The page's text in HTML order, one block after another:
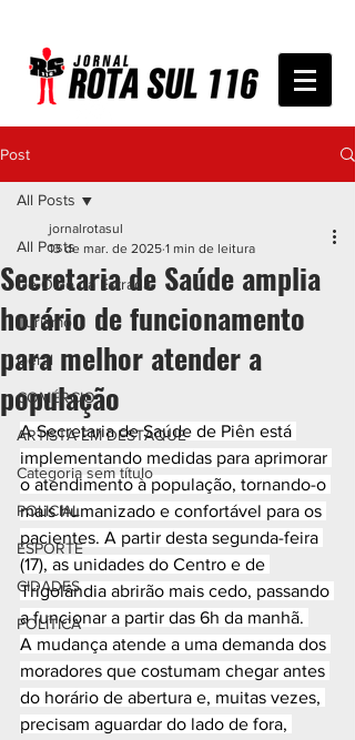
Post
All Posts
De Olho na Estrada
Turismo
Geral
COMÉRCIO
ARTISTA EM DESTAQUE
Categoria sem título
POLICIAL
ESPORTE
CIDADES
POLÍTICA
All Posts
Secretaria de Saúde amplia
horário de funcionamento
para melhor atender a
população
jornalrotasul
13 de mar. de 2025 1 min de leitura
A Secretaria de Saúde de Piên está
implementando medidas para aprimorar
o atendimento à população, tornando-o
mais humanizado e confortável para os
pacientes. A partir desta segunda-feira
(17), as unidades do Centro e de
Trigolândia abrirão mais cedo, passando
a funcionar a partir das 6h da manhã.
A mudança atende a uma demanda dos
moradores que costumam chegar antes
do horário de abertura e, muitas vezes,
precisam aguardar do lado de fora,